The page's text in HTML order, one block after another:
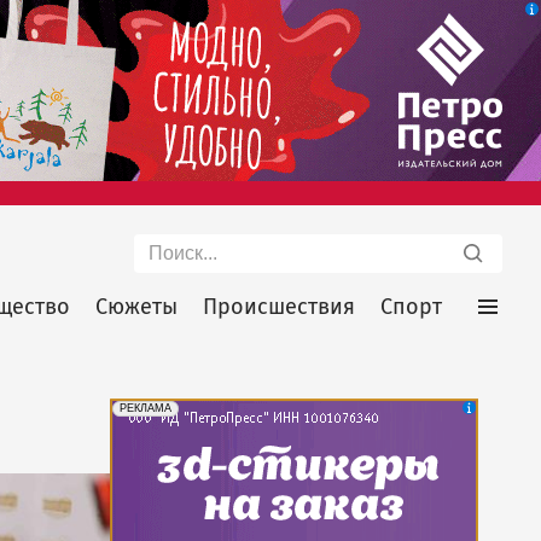
Поиск
Сюжеты Происшествия Спорт
erid: 2SDnjePV7ZG
РЕКЛАМА
Реклама